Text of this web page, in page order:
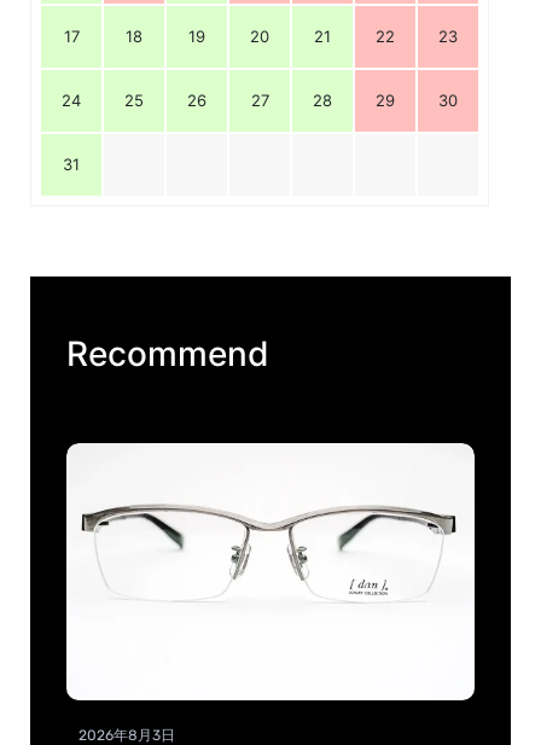
17 18 19 20 21 22 23
24 25 26 27 28 29 30
31
Recommend
2026年8月3日